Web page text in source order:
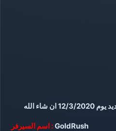
اسم السيرفر :GoldRush